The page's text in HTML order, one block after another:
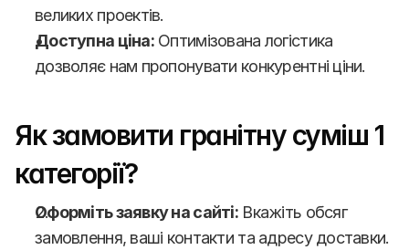
великих проектів.
Доступна ціна: Оптимізована логістика
дозволяє нам пропонувати конкурентні ціни.
Як замовити гранітну суміш 1
категорії?
Оформіть заявку на сайті: Вкажіть обсяг
замовлення, ваші контакти та адресу доставки.